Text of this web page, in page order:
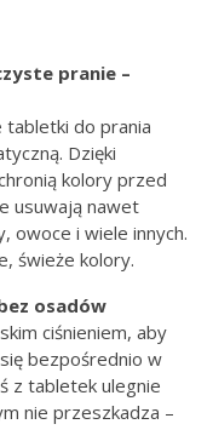
pranie –
tabletki do prania
Dzięki
kolory przed
usuwają nawet
owoce i wiele innych.
świeże kolory.
osadów
ciśnieniem, aby
bezpośrednio w
z tabletek ulegnie
nie przeszkadza –